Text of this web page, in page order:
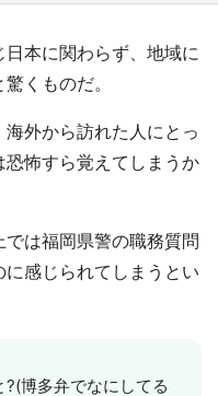
本に関わらず、地域に
くものだ。
外から訪れた人にとっ
怖すら覚えてしまうか
は福岡県警の職務質問
感じられてしまうとい
?(博多弁でなにしてる